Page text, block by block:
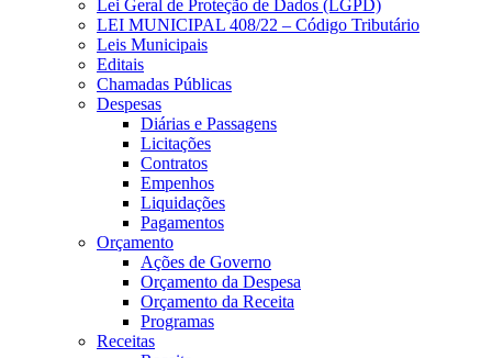
Lei Geral de Proteção de Dados (LGPD)
LEI MUNICIPAL 408/22 – Código Tributário
Leis Municipais
Editais
Chamadas Públicas
Despesas
Diárias e Passagens
Licitações
Contratos
Empenhos
Liquidações
Pagamentos
Orçamento
Ações de Governo
Orçamento da Despesa
Orçamento da Receita
Programas
Receitas